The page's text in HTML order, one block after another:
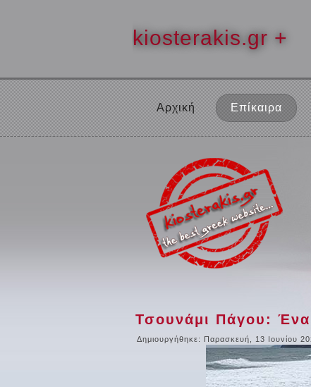
kiosterakis.gr +
Αρχική Επίκαιρα
Τσουνάμι Πάγου: Ένα
Δημιουργήθηκε: Παρασκευή, 13 Ιουνίου